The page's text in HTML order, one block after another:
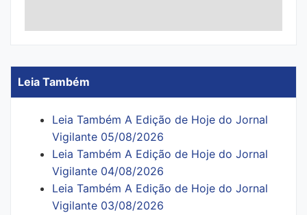
Leia Também
Leia Também A Edição de Hoje do Jornal
Vigilante 05/08/2026
Leia Também A Edição de Hoje do Jornal
Vigilante 04/08/2026
Leia Também A Edição de Hoje do Jornal
Vigilante 03/08/2026